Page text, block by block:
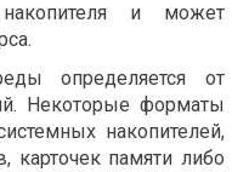
и может
определяется от
Некоторые форматы
накопителей,
памяти либо